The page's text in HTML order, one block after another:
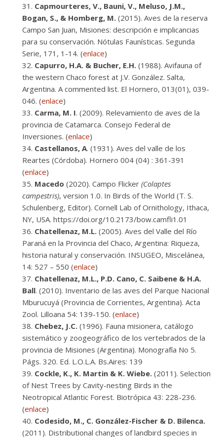
Capmourteres, V., Bauni, V., Meluso, J.M.,
Bogan, S., & Homberg, M. (2015). Aves de la reserva
Campo San Juan, Misiones: descripción e implicancias
para su conservación. Nótulas Faunísticas. Segunda
Serie, 171, 1-14. (enlace)
Capurro, H.A. & Bucher, E.H. (1988). Avifauna of
the western Chaco forest at J.V. González. Salta,
Argentina. A commented list. El Hornero, 013(01), 039-
046. (enlace)
Carma, M. I. (2009). Relevamiento de aves de la
provincia de Catamarca. Consejo Federal de
Inversiones. (enlace)
Castellanos, A. (1931). Aves del valle de los
Reartes (Córdoba). Hornero 004 (04) : 361-391
(enlace)
Macedo (2020). Campo Flicker (Colaptes
campestris), version 1.0. In Birds of the World (T. S.
Schulenberg, Editor). Cornell Lab of Ornithology, Ithaca,
NY, USA. https://doi.org/10.2173/bow.camfli1.01
Chatellenaz, M.L. (2005). Aves del Valle del Río
Paraná en la Provincia del Chaco, Argentina: Riqueza,
historia natural y conservación. INSUGEO, Miscelánea,
14: 527 – 550 (enlace)
Chatellenaz, M.L., P.D. Cano, C. Saibene & H.A.
Ball. (2010). Inventario de las aves del Parque Nacional
Mburucuyá (Provincia de Corrientes, Argentina). Acta
Zool. Lilloana 54: 139-150. (enlace)
Chebez, J.C. (1996). Fauna misionera, catálogo
sistemático y zoogeográfico de los vertebrados de la
provincia de Misiones (Argentina). Monografía No 5.
Págs. 320. Ed. L.O.L.A. Bs.Aires: 139
Cockle, K., K. Martin & K. Wiebe. (2011). Selection
of Nest Trees by Cavity-nesting Birds in the
Neotropical Atlantic Forest. Biotrópica 43: 228-236.
(enlace)
Codesido, M., C. González-Fischer & D. Bilenca.
(2011). Distributional changes of landbird species in